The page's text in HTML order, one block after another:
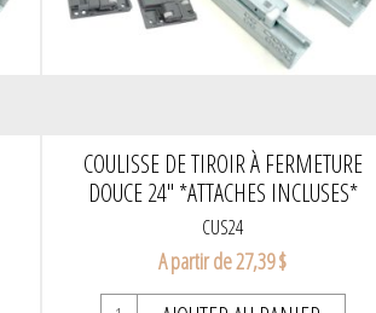
COULISSE DE TIROIR À FERMETURE
DOUCE 24" *ATTACHES INCLUSES*
CUS24
A partir de 27,39 $